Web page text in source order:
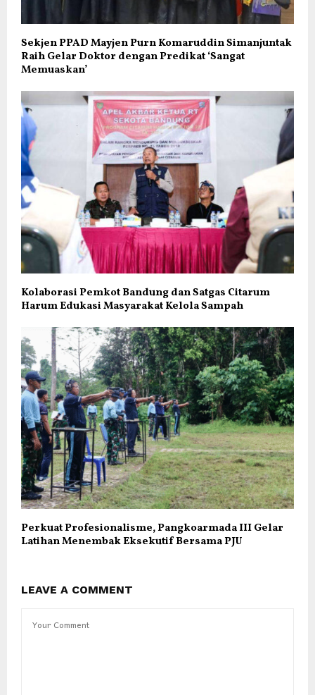
Sekjen PPAD Mayjen Purn Komaruddin Simanjuntak
Raih Gelar Doktor dengan Predikat ‘Sangat
Memuaskan’
Kolaborasi Pemkot Bandung dan Satgas Citarum
Harum Edukasi Masyarakat Kelola Sampah
Perkuat Profesionalisme, Pangkoarmada III Gelar
Latihan Menembak Eksekutif Bersama PJU
LEAVE A COMMENT